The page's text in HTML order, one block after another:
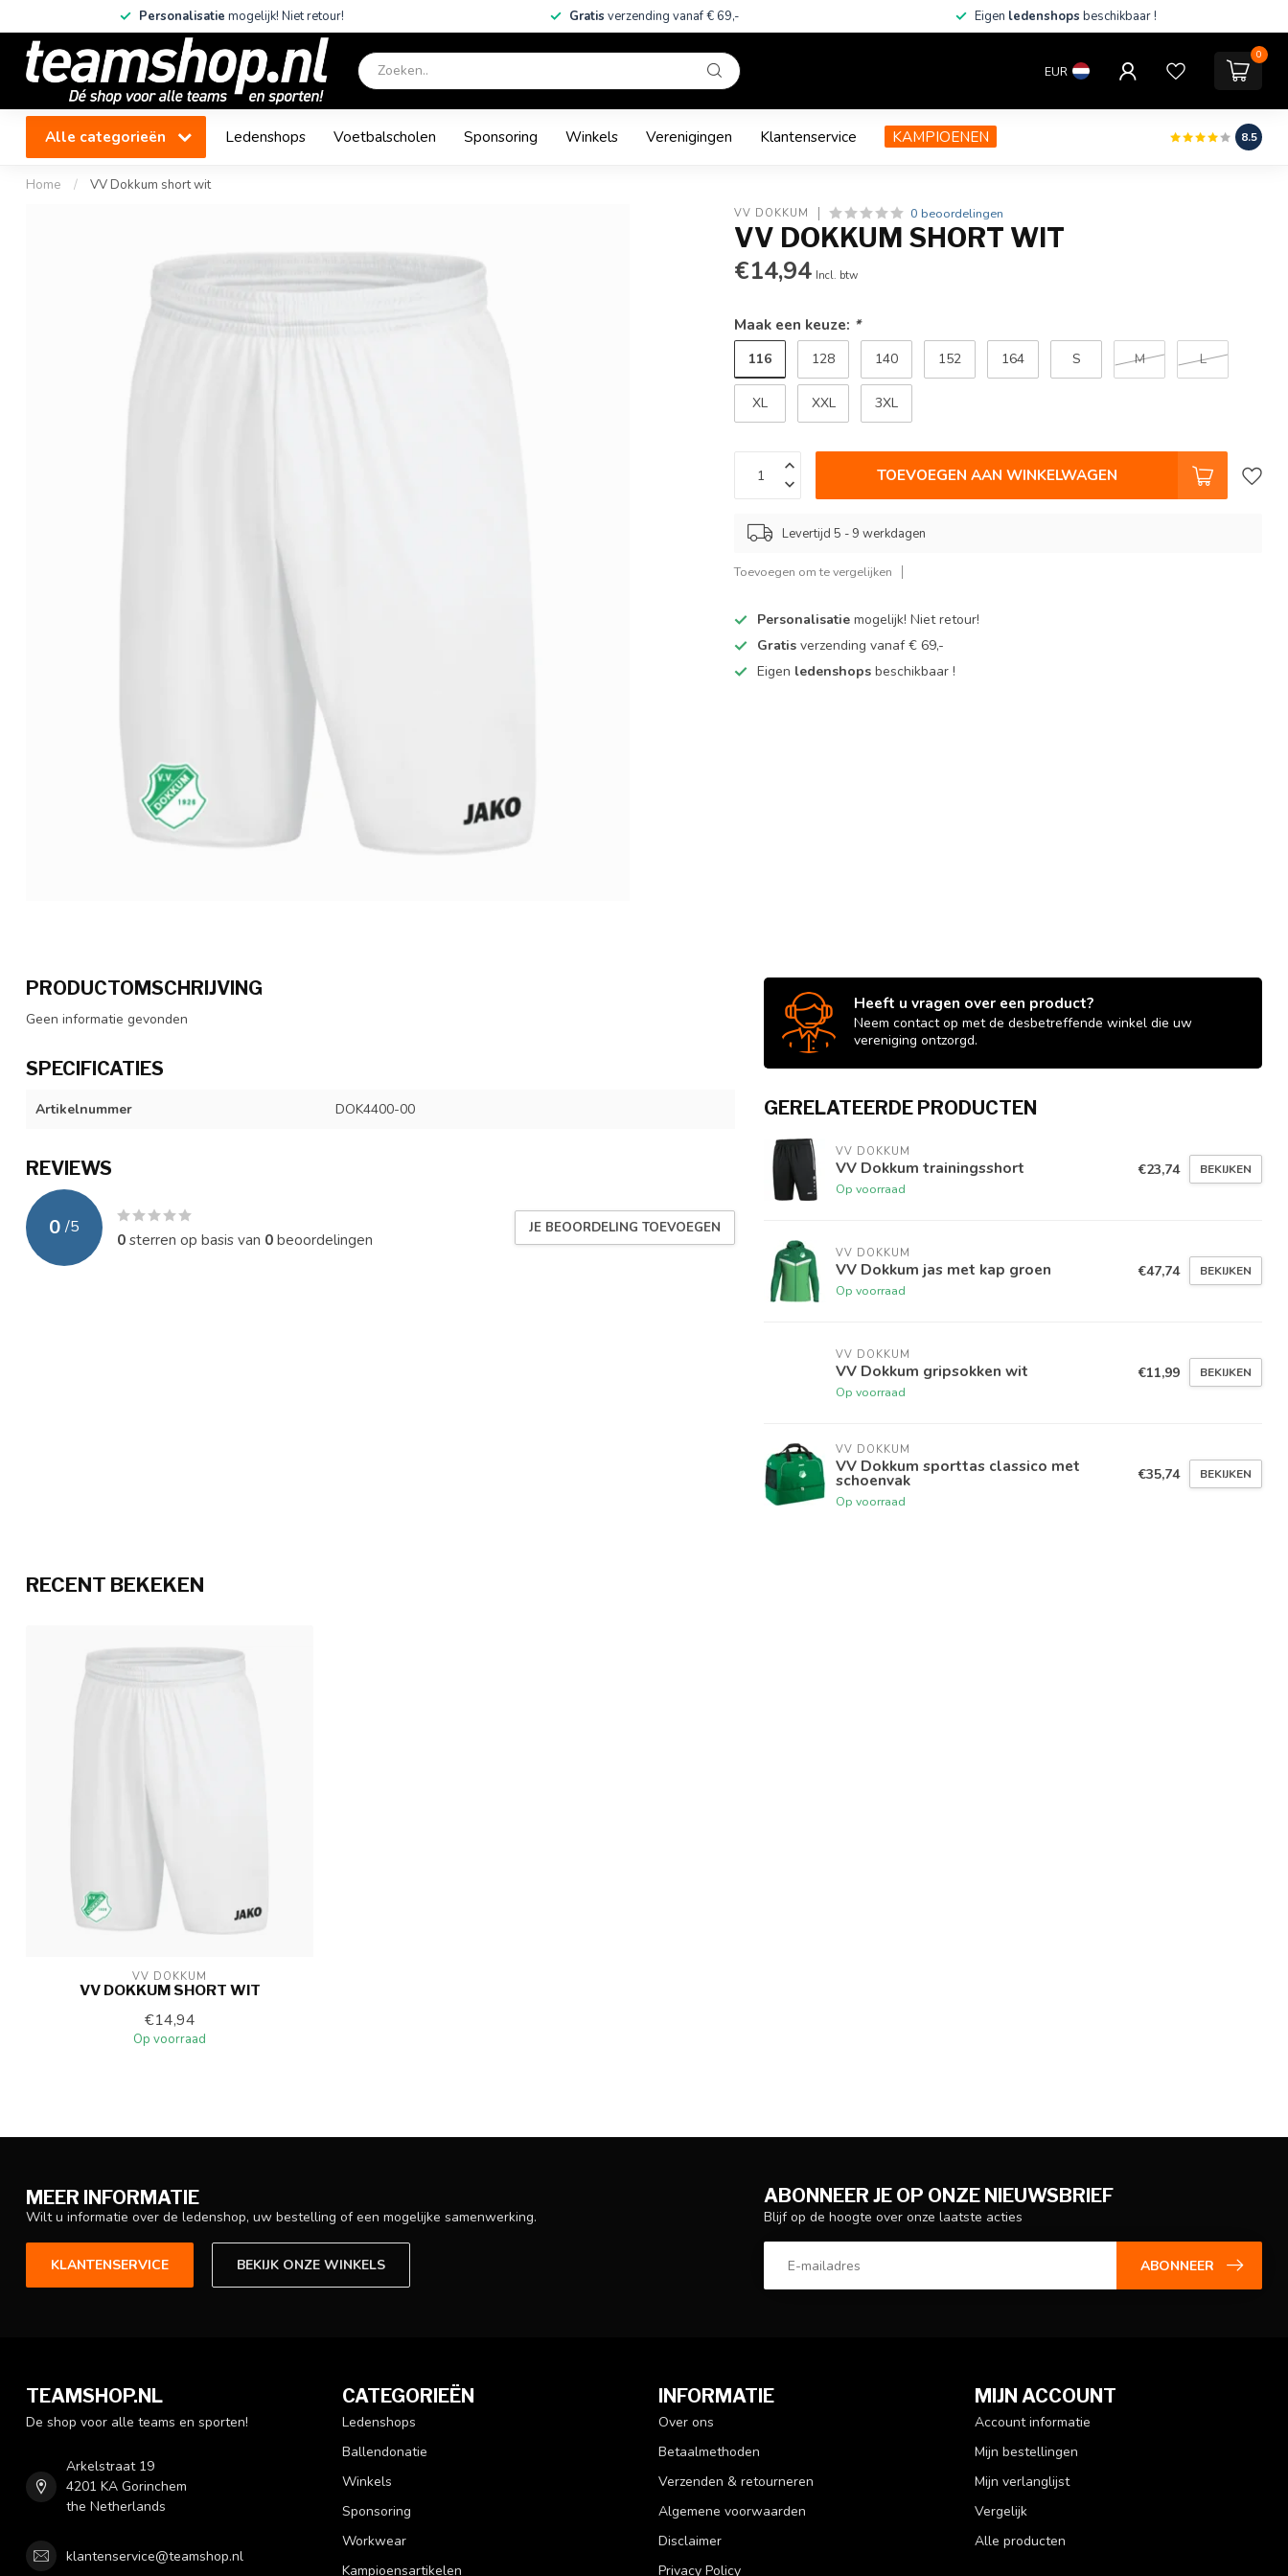
Personalisatie mogelijk! Niet retour! Gratis verzending vanaf € 69,- Eigen ledenshops beschikbaar !
EUR
0
Alle categorieën Ledenshops Voetbalscholen Sponsoring Winkels Verenigingen Klantenservice KAMPIOENEN 8.5
Home / VV Dokkum short wit
VV DOKKUM 0 beoordelingen
VV DOKKUM SHORT WIT
€14,94 Incl. btw
Maak een keuze: *
116 128 140 152 164 S M L
XL XXL 3XL
TOEVOEGEN AAN WINKELWAGEN
Levertijd 5 - 9 werkdagen
Toevoegen om te vergelijken
Personalisatie mogelijk! Niet retour!
Gratisverzending vanaf € 69,-
Eigen ledenshopsbeschikbaar !
PRODUCTOMSCHRIJVING
Geen informatie gevonden
SPECIFICATIES
Artikelnummer DOK4400-00
REVIEWS
0 /5
0sterren op basis van 0beoordelingen
JE BEOORDELING TOEVOEGEN
Heeft u vragen over een product?
Neem contact op met de desbetreffende winkel die uw
vereniging ontzorgd.
GERELATEERDE PRODUCTEN
VV DOKKUM
VV Dokkum trainingsshort
Op voorraad
€23,74 BEKIJKEN
VV DOKKUM
VV Dokkum jas met kap groen
Op voorraad
€47,74 BEKIJKEN
VV DOKKUM
VV Dokkum gripsokken wit
Op voorraad
€11,99 BEKIJKEN
VV DOKKUM
VV Dokkum sporttas classico met
schoenvak
Op voorraad
€35,74 BEKIJKEN
RECENT BEKEKEN
VV DOKKUM
VV DOKKUM SHORT WIT
€14,94
Op voorraad
MEER INFORMATIE
Wilt u informatie over de ledenshop, uw bestelling of een mogelijke samenwerking.
KLANTENSERVICE BEKIJK ONZE WINKELS
ABONNEER JE OP ONZE NIEUWSBRIEF
Blijf op de hoogte over onze laatste acties
ABONNEER
TEAMSHOP.NL
De shop voor alle teams en sporten!
Arkelstraat 19
4201 KA Gorinchem
the Netherlands
klantenservice@teamshop.nl
CATEGORIEËN
Ledenshops
Ballendonatie
Winkels
Sponsoring
Workwear
Kampioensartikelen
INFORMATIE
Over ons
Betaalmethoden
Verzenden & retourneren
Algemene voorwaarden
Disclaimer
Privacy Policy
MIJN ACCOUNT
Account informatie
Mijn bestellingen
Mijn verlanglijst
Vergelijk
Alle producten